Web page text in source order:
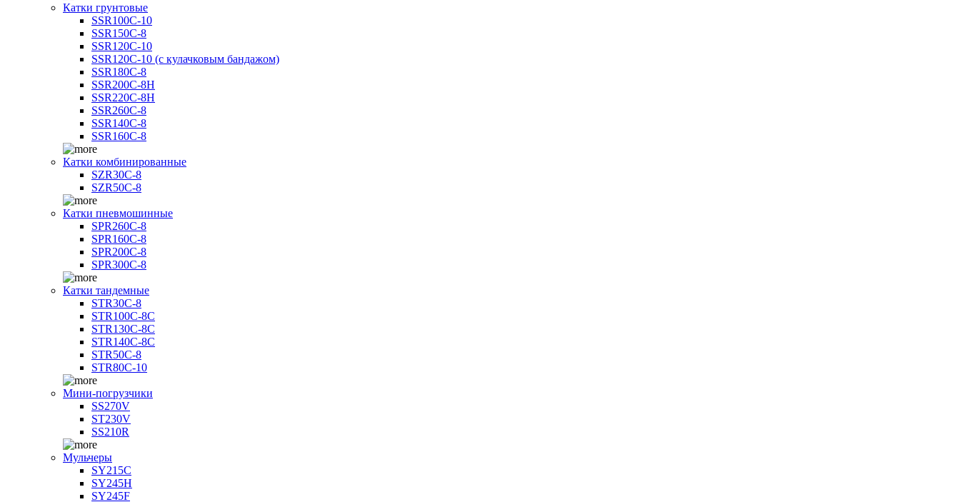
Катки грунтовые
SSR100C-10
SSR150C-8
SSR120C-10
SSR120C-10 (с кулачковым бандажом)
SSR180C-8
SSR200C-8H
SSR220C-8H
SSR260C-8
SSR140C-8
SSR160C-8
Катки комбинированные
SZR30C-8
SZR50C-8
Катки пневмошинные
SPR260C-8
SPR160C-8
SPR200C-8
SPR300C-8
Катки тандемные
STR30C-8
STR100C-8С
STR130C-8С
STR140C-8С
STR50C-8
STR80C-10
Мини-погрузчики
SS270V
ST230V
SS210R
Мульчеры
SY215C
SY245H
SY245F